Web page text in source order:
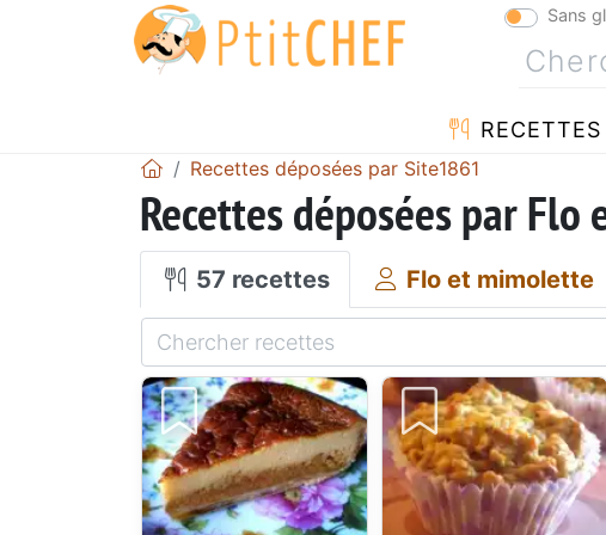
Sans
RECETTES
Recettes déposées par Site1861
Recettes déposées par
57 recettes Flo et mimolette